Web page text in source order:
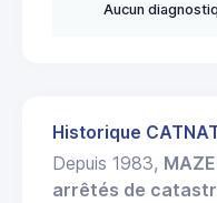
Aucun
Historique
Depuis 1983,
arrêtés de